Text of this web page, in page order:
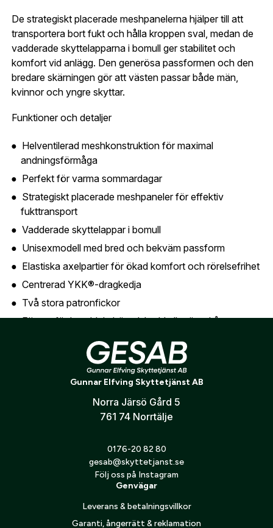
De strategiskt placerade meshpanelerna hjälper till att
transportera bort fukt och hålla kroppen sval, medan de
vadderade skyttelapparna i bomull ger stabilitet och
komfort vid anlägg. Den generösa passformen och den
bredare skärningen gör att västen passar både män,
kvinnor och yngre skyttar.
Funktioner och detaljer
Helventilerad meshkonstruktion för maximal
andningsförmåga
Perfekt för varma sommardagar
Strategiskt placerade meshpaneler för effektiv
fukttransport
Vadderade skyttelappar i bomull
Unisexmodell med bred och bekväm passform
Elastiska axelpartier för ökad komfort och rörelsefrihet
Centrerad YKK®-dragkedja
Två stora patronfickor
Fästen för handduk, hörselskydd eller öronkåpor
Invändig dragsko för individuell passform
Innerfickor för Beretta Recoil Reducer™ (ingår ej)
Beretta-logotyp på vänster patronficka
En teknisk och bekväm skytteväst för både träning och
tävling – utvecklad för skyttar som vill prestera på topp
Skapa konto och handla enklare
Är du företag eller förening?Med ett eget
konto hos oss får du snabbare utcheckning,
översikt över dina beställningar och sparade
uppgifter.
Är du en förening eller ett företag? Kontakta
oss så hjälper vi dig att skapa ett konto.
Telefon:*
Land:*
E-post:* (kommer bli ditt användarnamn)
Verifiera e-post:*
Jag godkänner att mina personuppgifter behandlas enligt
Skicka
integritetspolicyn.
Bevaka
Gunnar Elfving Skyttetjänst AB
Norra Järsö Gård 5
761 74 Norrtälje
0176-20 82 80
gesab@skyttetjanst.se
Följ oss på Instagram
Genvägar
Leverans & betalningsvillkor
Garanti, ångerrätt & reklamation